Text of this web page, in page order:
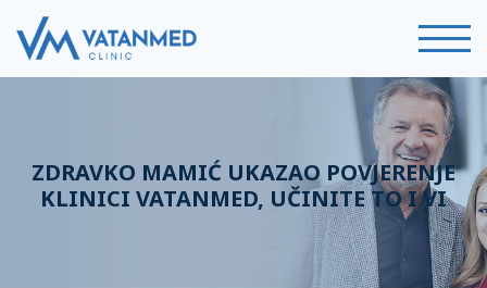
ZDRAVKO MAMIĆ UKAZAO POVJERENJE
KLINICI VATANMED, UČINITE TO I VI